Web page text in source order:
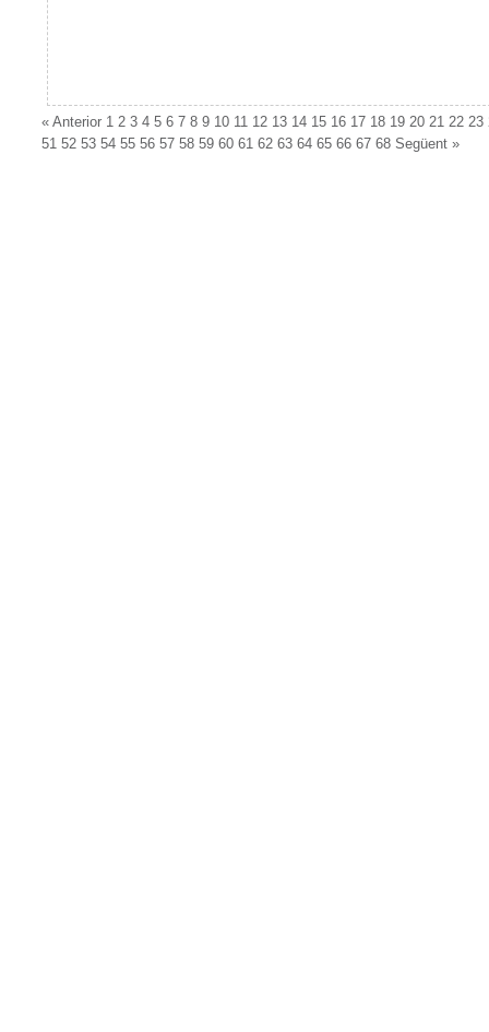
« Anterior 1 2 3 4 5 6 7 8 9 10 11 12 13 14 15 16 17 18 19 20 21 22 23
51 52 53 54 55 56 57 58 59 60 61 62 63 64 65 66 67 68 Següent »